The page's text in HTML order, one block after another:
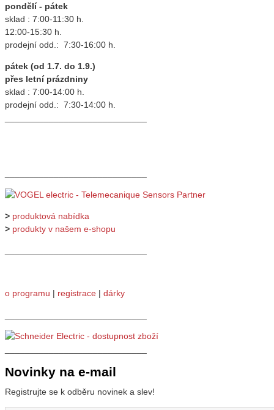
pondělí - pátek
sklad : 7:00-11:30 h.
12:00-15:30 h.
prodejní odd.: 7:30-16:00 h.
pátek (od 1.7. do 1.9.)
přes letní prázdniny
sklad : 7:00-14:00 h.
prodejní odd.: 7:30-14:00 h.
> produktová nabídka
> produkty v našem e-shopu
o programu | registrace | dárky
Novinky na e-mail
Registrujte se k odběru novinek a slev!